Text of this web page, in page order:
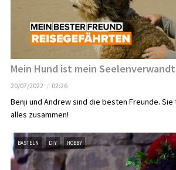
Mein Hund ist mein
20/07/2022 02:26
Benji und Andrew sind die besten Freunde.
alles zusammen!
BASTELN DIY HOBBY